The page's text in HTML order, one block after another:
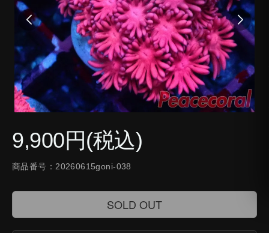
9,900円(税込)
商品番号：20260615goni-038
SOLD OUT